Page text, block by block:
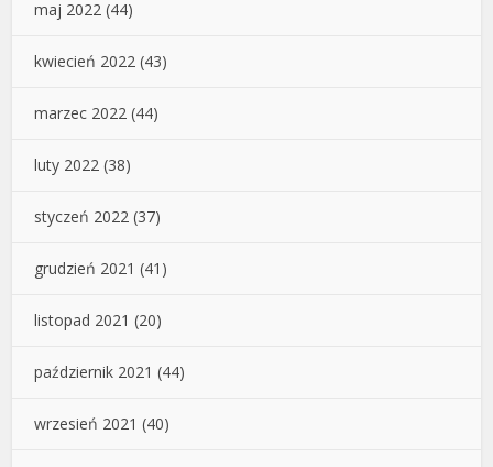
maj 2022 (44)
kwiecień 2022 (43)
marzec 2022 (44)
luty 2022 (38)
styczeń 2022 (37)
grudzień 2021 (41)
listopad 2021 (20)
październik 2021 (44)
wrzesień 2021 (40)